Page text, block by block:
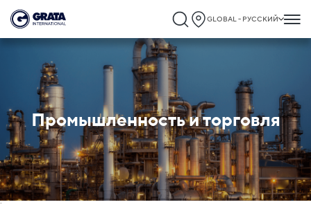
GLOBAL - РУССКИЙ
Промышленность и торговля
`